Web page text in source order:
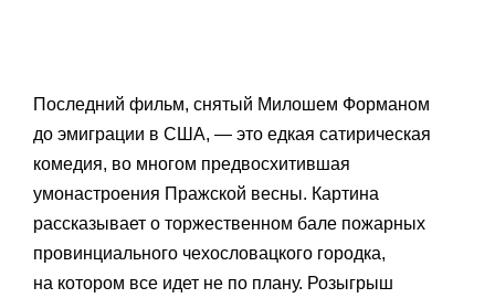
Последний фильм, снятый Милошем Форманом
до эмиграции в США, — это едкая сатирическая
комедия, во многом предвосхитившая
умонастроения Пражской весны. Картина
рассказывает о торжественном бале пожарных
провинциального чехословацкого городка,
на котором все идет не по плану. Розыгрыш